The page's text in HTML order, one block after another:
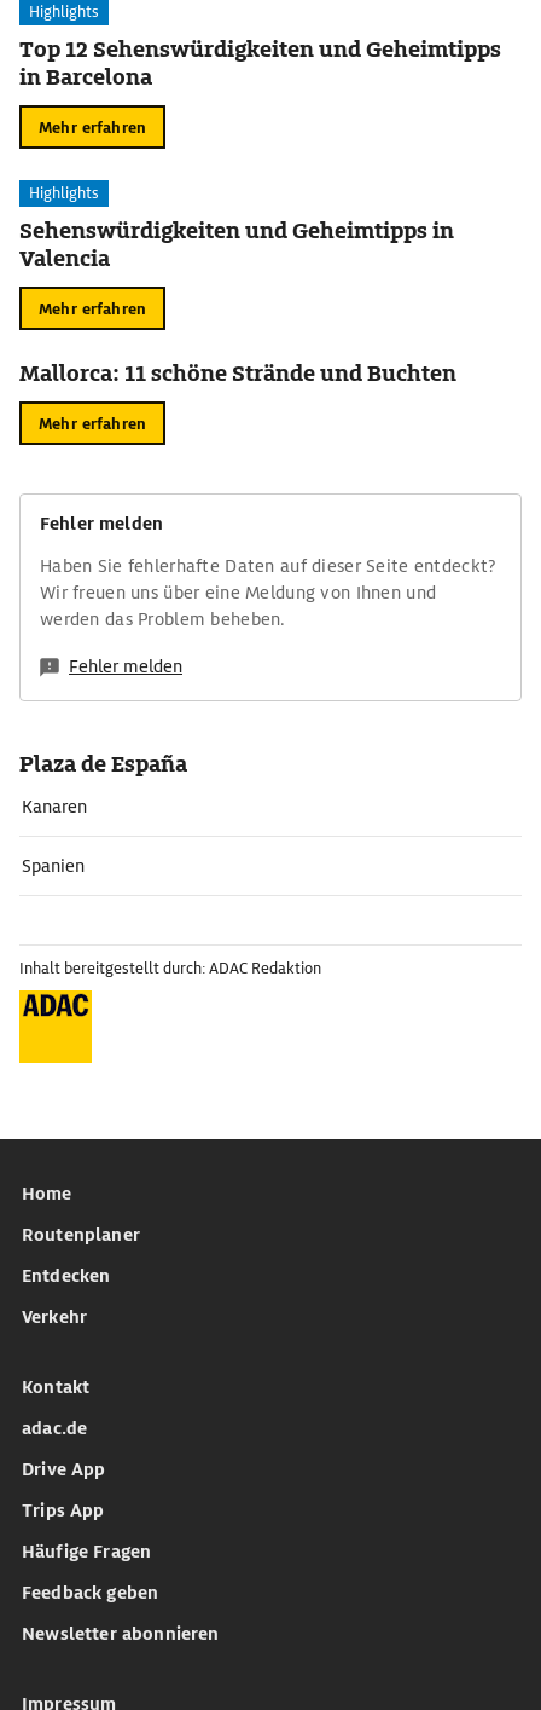
Highlights
Top 12 Sehenswürdigkeiten und Geheimtipps
in Barcelona
Mehr erfahren
Highlights
Sehenswürdigkeiten und Geheimtipps in
Valencia
Mehr erfahren
Mallorca: 11 schöne Strände und Buchten
Mehr erfahren
Fehler melden
Haben Sie fehlerhafte Daten auf dieser Seite entdeckt?
Wir freuen uns über eine Meldung von Ihnen und
werden das Problem beheben.
Fehler melden
Plaza de España
Kanaren
Spanien
Inhalt bereitgestellt durch: ADAC Redaktion
Home
Routenplaner
Entdecken
Verkehr
Kontakt
adac.de
Drive App
Trips App
Häufige Fragen
Feedback geben
Newsletter abonnieren
Impressum